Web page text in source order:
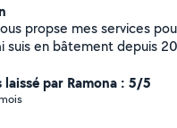
bâtement depuis 2011. -
Carrelage, peinture, parquet et
vos besoins. Garanti d'un an. -
- Pose de placo doublage
par Ramona : 5/5